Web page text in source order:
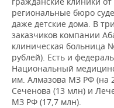
региональные бюро
даже детские дома. В
заказчиков компании
клиническая больница
рублей). Есть и
Национальный
им. Алмазова МЗ РФ (на
Сеченова (13 млн) и
МЗ РФ (17,7 млн).